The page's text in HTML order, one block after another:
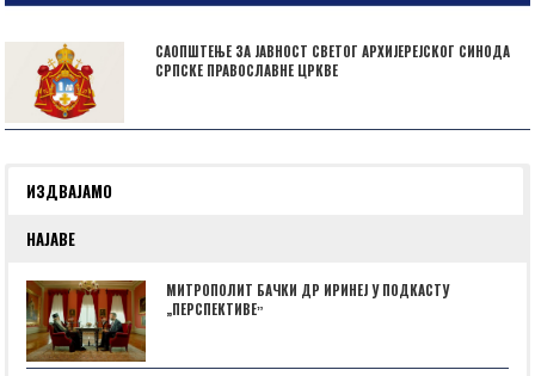
САОПШТЕЊЕ ЗА ЈАВНОСТ СВЕТОГ АРХИЈЕРЕЈСКОГ СИНОДА
СРПСКЕ ПРАВОСЛАВНЕ ЦРКВЕ
ИЗДВАЈАМО
НАЈАВЕ
МИТРОПОЛИТ БАЧКИ ДР ИРИНЕЈ У ПОДКАСТУ
„ПЕРСПЕКТИВЕˮ